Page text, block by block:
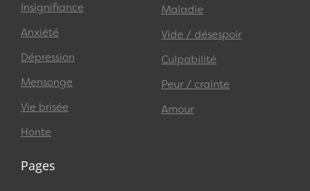
Insignifiance
Anxiété
Dépression
Mensonge
Vie brisée
Honte
Maladie
Vide / désespoir
Culpabilité
Peur / crainte
Amour
Pages